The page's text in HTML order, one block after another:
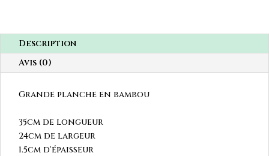
Description
Avis (0)
Grande planche en bambou
35cm de longueur
24cm de largeur
1.5cm d'épaisseur